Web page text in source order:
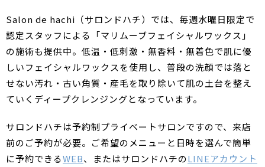
Salon de hachi（サロンドハチ）では、毎週水曜日限定で
認定スタッフによる「マリムーブフェイシャルワックス」
の施術も提供中。低温・低刺激・無香料・無着色で肌に優
しいフェイシャルワックスを使用し、普段の洗顔では落と
せない汚れ・古い角質・産毛を取り除いて肌の土台を整え
ていくディープクレンジングとなっています。
サロンドハチは予約制プライベートサロンですので、来店
前のご予約が必要。ご希望のメニューと日時を選んで簡単
に予約できるWEB、またはサロンドハチのLINEアカウント